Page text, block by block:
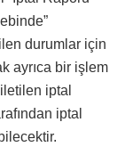
durumlar için
ayrıca bir işlem
iptal
iptal